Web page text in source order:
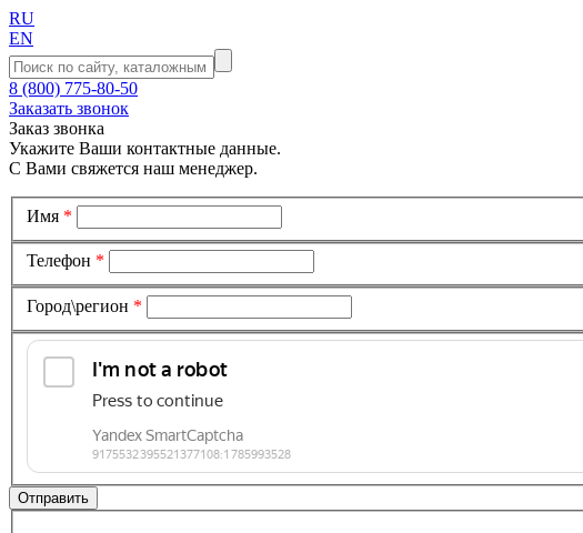
RU
EN
8 (800) 775-80-50
Заказать звонок
Заказ звонка
Укажите Ваши контактные данные.
С Вами свяжется наш менеджер.
Имя *
Телефон *
Город\регион *